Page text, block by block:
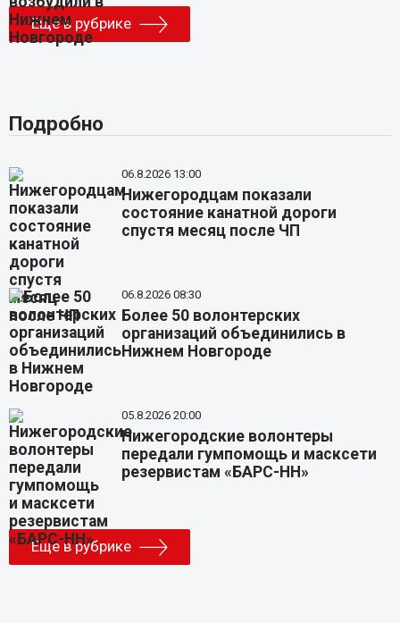
Еще в рубрике
Подробно
06.8.2026 13:00
Нижегородцам показали
состояние канатной дороги
спустя месяц после ЧП
06.8.2026 08:30
Более 50 волонтерских
организаций объединились в
Нижнем Новгороде
05.8.2026 20:00
Нижегородские волонтеры
передали гумпомощь и масксети
резервистам «БАРС-НН»
Еще в рубрике